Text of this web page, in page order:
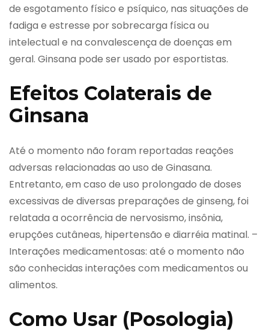
de esgotamento físico e psíquico, nas situações de
fadiga e estresse por sobrecarga física ou
intelectual e na convalescença de doenças em
geral. Ginsana pode ser usado por esportistas.
Efeitos Colaterais de
Ginsana
Até o momento não foram reportadas reações
adversas relacionadas ao uso de Ginasana.
Entretanto, em caso de uso prolongado de doses
excessivas de diversas preparações de ginseng, foi
relatada a ocorrência de nervosismo, insônia,
erupções cutâneas, hipertensão e diarréia matinal. –
Interações medicamentosas: até o momento não
são conhecidas interações com medicamentos ou
alimentos.
Como Usar (Posologia)